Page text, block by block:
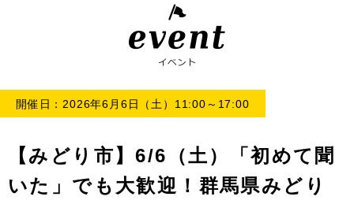
開催日：2026年6月6日（土）11:00～17:00
【みどり市】6/6（土）「初めて聞
いた」でも大歓迎！群馬県みどり